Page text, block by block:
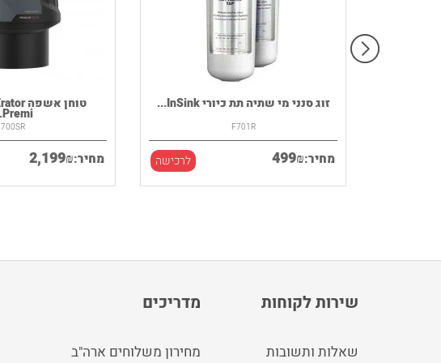
Premi...
700SR
מחיר: 2,199₪
זוג סנני מי שתיה תת כיורי InSink...
F701R
מחיר: 499₪ לרכישה
מדריכים
מחירון משלוחים ארה"ב
שירות לקוחות
שאלות ותשובות